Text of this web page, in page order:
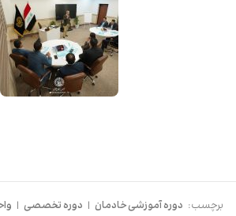
برچسب: دوره آموزشی خادمان | دوره تخصصی |